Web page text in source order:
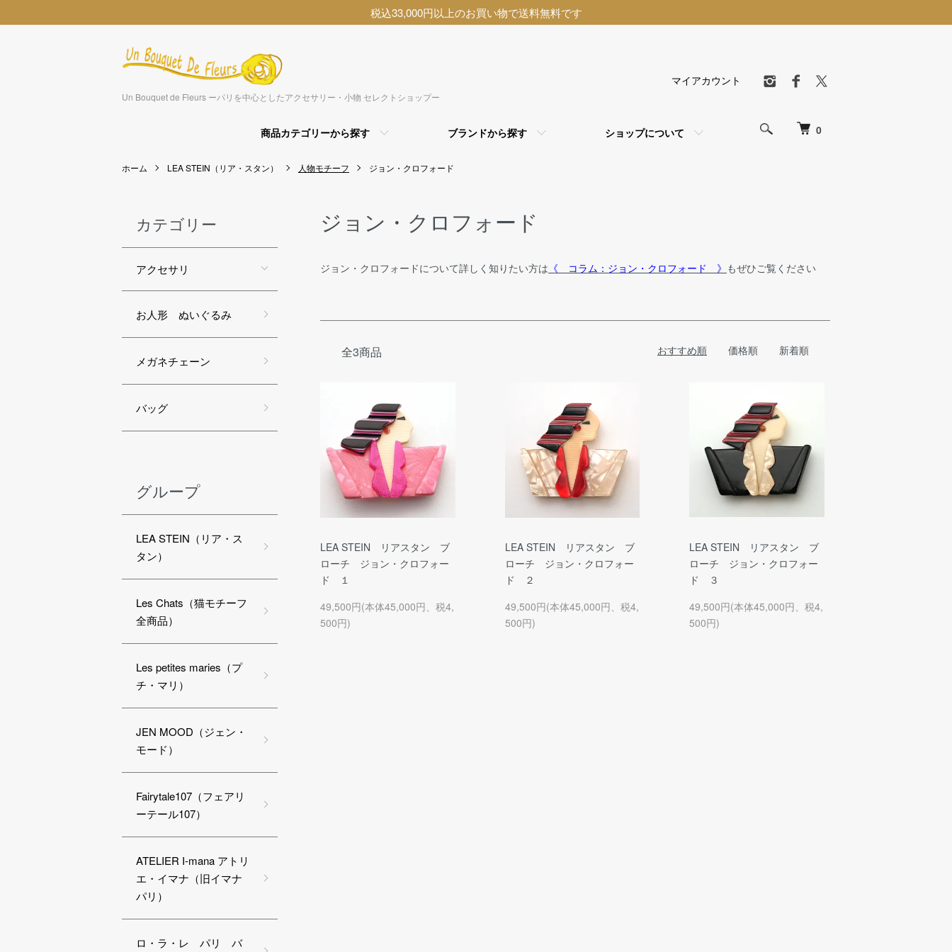
税込33,000円以上のお買い物で送料無料です
Un Bouquet de Fleurs ーパリを中心としたアクセサリー・小物 セレクトショップー
0
商品カテゴリーから探す ブランドから探す ショップについて
マイアカウント
ホーム LEA STEIN（リア・スタン） 人物モチーフ ジョン・クロフォード
ジョン・クロフォード
ジョン・クロフォードについて詳しく知りたい方は 《 コラム：ジョン・クロフォード 》 もぜひご覧ください
全3商品 おすすめ順 価格順 新着順
LEA STEIN リアスタン ブ
ローチ ジョン・クロフォー
ド １
49,500円(本体45,000円、税4,
500円)
LEA STEIN リアスタン ブ
ローチ ジョン・クロフォー
ド ２
49,500円(本体45,000円、税4,
500円)
LEA STEIN リアスタン ブ
ローチ ジョン・クロフォー
ド ３
49,500円(本体45,000円、税4,
500円)
カテゴリー
アクセサリ
お人形 ぬいぐるみ
メガネチェーン
バッグ
グループ
LEA STEIN（リア・ス
タン）
Les Chats（猫モチーフ
全商品）
Les petites maries（プ
チ・マリ）
JEN MOOD（ジェン・
モード）
Fairytale107（フェアリ
ーテール107）
ATELIER I-mana アトリ
エ・イマナ（旧イマナ
パリ）
ロ・ラ・レ パリ バ